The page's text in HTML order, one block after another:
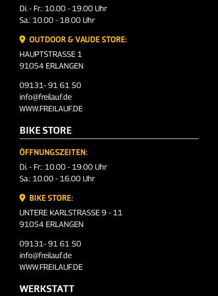
Di. - Fr.: 10.00 - 19.00 Uhr
Sa.: 10.00 - 18.00 Uhr
OUTDOOR & VAUDE STORE:
HAUPTSTRASSE 1
91054 ERLANGEN
09131- 91 61 50
info@freilauf.de
WWW.FREILAUF.DE
BIKE STORE
ÖFFNUNGSZEITEN:
Di. - Fr.: 10.00 - 19.00 Uhr
Sa.: 10.00 - 16.00 Uhr
BIKE STORE:
UNTERE KARLSTRASSE 9 - 11
91054 ERLANGEN
09131- 91 61 50
info@freilauf.de
WWW.FREILAUF.DE
WERKSTATT